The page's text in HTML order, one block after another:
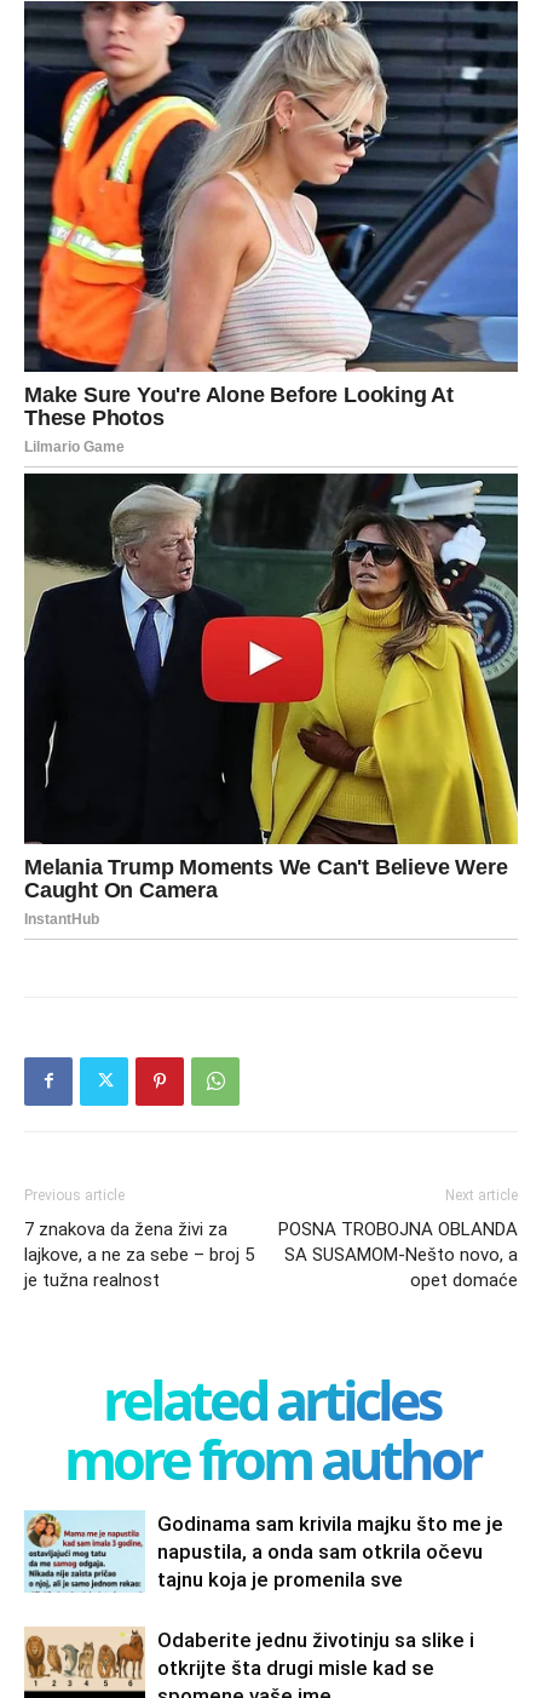
Previous article
7 znakova da žena živi za
lajkove, a ne za sebe – broj 5
je tužna realnost
Next article
POSNA TROBOJNA OBLANDA
SA SUSAMOM-Nešto novo, a
opet domaće
related articles
more from author
Godinama sam krivila majku što me je
napustila, a onda sam otkrila očevu
tajnu koja je promenila sve
Odaberite jednu životinju sa slike i
otkrijte šta drugi misle kad se